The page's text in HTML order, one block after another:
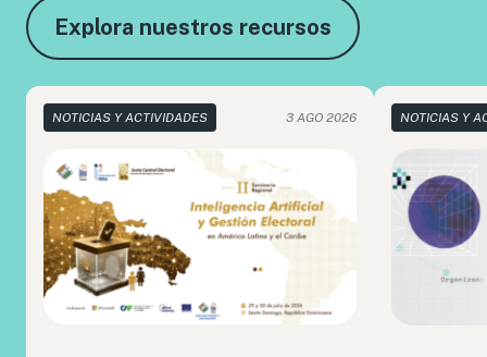
Explora nuestros recursos
NOTICIAS Y ACTIVIDADES 3 AGO 2026 NOTICIAS Y